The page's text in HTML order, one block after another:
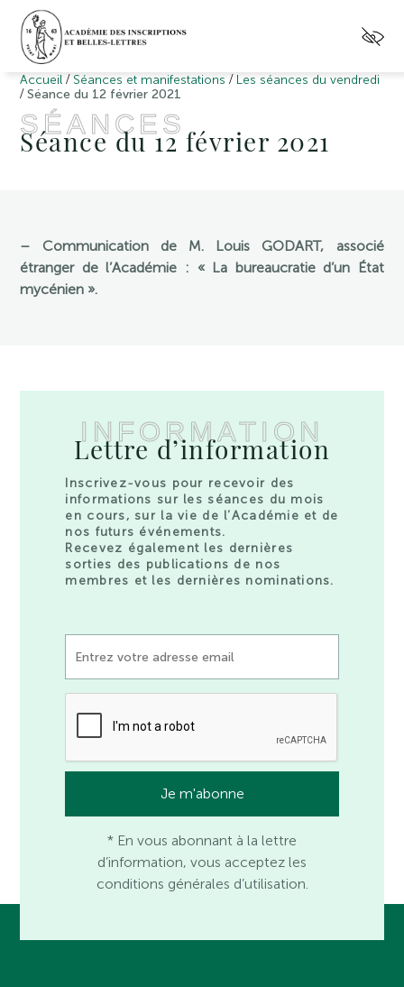
Accueil / Séances et manifestations / Les séances du vendredi
/Séance du 12 février 2021
SÉANCES
Séance du 12 février 2021
– Communication de M. Louis GODART, associé
étranger de l’Académie : « La bureaucratie d’un État
mycénien ».
INFORMATION
Lettre d’information
Inscrivez-vous pour recevoir des
informations sur les séances du mois
en cours, sur la vie de l’Académie et de
nos futurs événements.
Recevez également les dernières
sorties des publications de nos
membres et les dernières nominations.
* En vous abonnant à la lettre
d’information, vous acceptez les
conditions générales d’utilisation.